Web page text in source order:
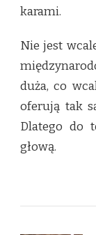
karami.
Nie jest
duża, co
oferują tak
Dlatego do
głową.